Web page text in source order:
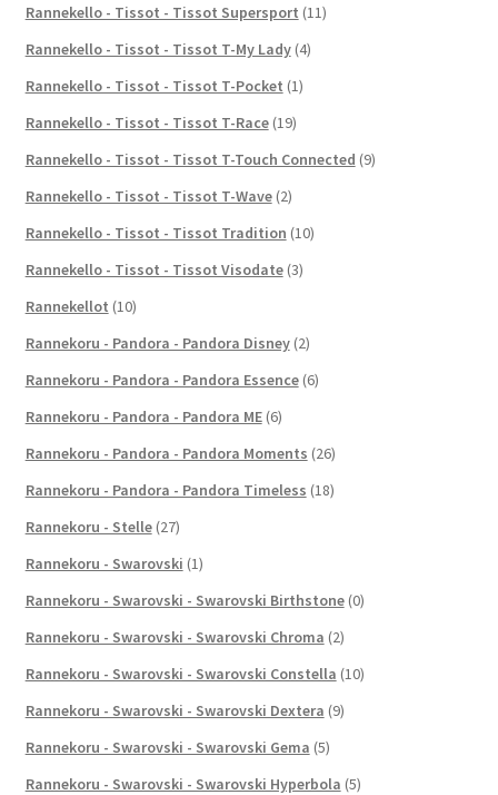
Rannekello - Tissot - Tissot Supersport (11)
Rannekello - Tissot - Tissot T-My Lady (4)
Rannekello - Tissot - Tissot T-Pocket (1)
Rannekello - Tissot - Tissot T-Race (19)
Rannekello - Tissot - Tissot T-Touch Connected (9)
Rannekello - Tissot - Tissot T-Wave (2)
Rannekello - Tissot - Tissot Tradition (10)
Rannekello - Tissot - Tissot Visodate (3)
Rannekellot (10)
Rannekoru - Pandora - Pandora Disney (2)
Rannekoru - Pandora - Pandora Essence (6)
Rannekoru - Pandora - Pandora ME (6)
Rannekoru - Pandora - Pandora Moments (26)
Rannekoru - Pandora - Pandora Timeless (18)
Rannekoru - Stelle (27)
Rannekoru - Swarovski (1)
Rannekoru - Swarovski - Swarovski Birthstone (0)
Rannekoru - Swarovski - Swarovski Chroma (2)
Rannekoru - Swarovski - Swarovski Constella (10)
Rannekoru - Swarovski - Swarovski Dextera (9)
Rannekoru - Swarovski - Swarovski Gema (5)
Rannekoru - Swarovski - Swarovski Hyperbola (5)